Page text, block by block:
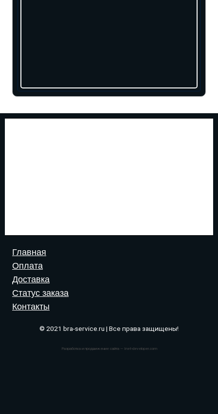
Главная
Оплата
Доставка
Статус заказа
Контакты
© 2021 bra-service.ru | Все права защищены!
Разработка и продвижение сайта — Inet-developer.com